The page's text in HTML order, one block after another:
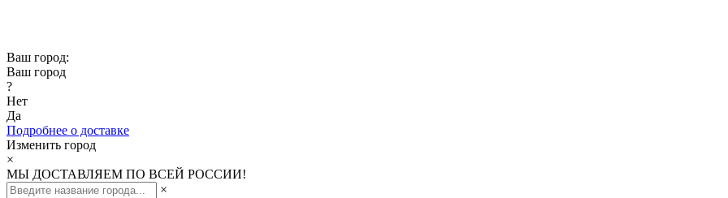
Ваш город:
Ваш город
?
Нет
Да
Подробнее о доставке
Изменить город
×
МЫ ДОСТАВЛЯЕМ ПО ВСЕЙ РОССИИ!
×